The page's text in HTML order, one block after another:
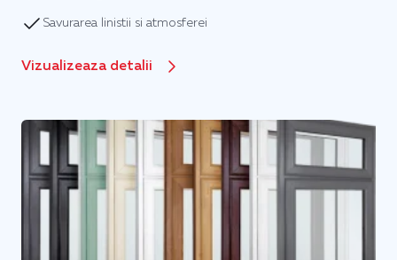
Savurarea linistii si atmosferei
Vizualizeaza detalii